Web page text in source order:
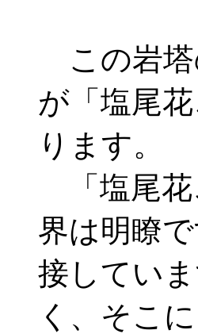
この岩塔
が「塩尾
ります。
「塩尾花
界は明瞭
接してい
く、そこ